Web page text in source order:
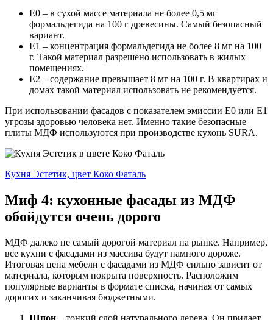
E0 – в сухой массе материала не более 0,5 мг
формальдегида на 100 г древесины. Самый безопасный
вариант.
E1 – концентрация формальдегида не более 8 мг на 100
г. Такой материал разрешено использовать в жилых
помещениях.
E2 – содержание превышает 8 мг на 100 г. В квартирах и
домах такой материал использовать не рекомендуется.
При использовании фасадов с показателем эмиссии Е0 или Е1
угрозы здоровью человека нет. Именно такие безопасные
плиты МДФ используются при производстве кухонь SURA.
Кухня Эстетик, цвет Коко Фаталь
Миф 4: кухонные фасады из МДФ
обойдутся очень дорого
МДФ далеко не самый дорогой материал на рынке. Например,
все кухни с фасадами из массива будут намного дороже.
Итоговая цена мебели с фасадами из МДФ сильно зависит от
материала, которым покрыта поверхность. Расположим
популярные варианты в формате списка, начиная от самых
дорогих и заканчивая бюджетными.